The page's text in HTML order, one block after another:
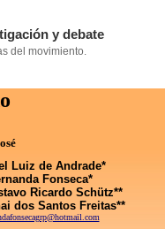
Luiz de Andrade*
Fonseca*
Ricardo Schütz**
dos Santos Freitas**